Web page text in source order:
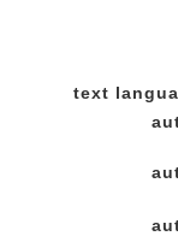
text